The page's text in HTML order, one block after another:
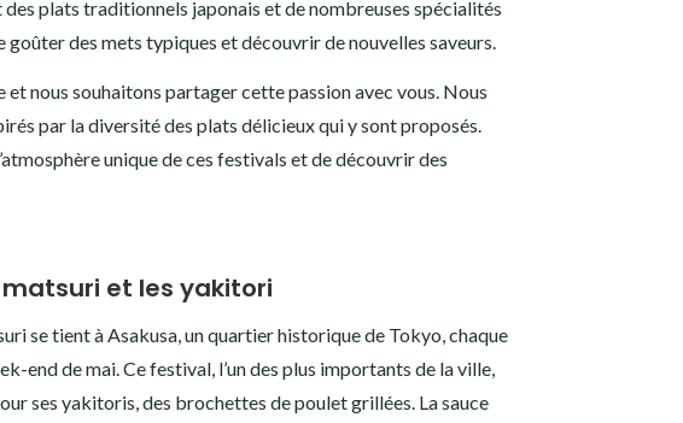
plats traditionnels japonais et de nombreuses spécialités
goûter des mets typiques et découvrir de nouvelles saveurs.
nous souhaitons partager cette passion avec vous. Nous
par la diversité des plats délicieux qui y sont proposés.
unique de ces festivals et de découvrir des
matsuri et les yakitori
se tient à Asakusa, un quartier historique de Tokyo, chaque
end de mai. Ce festival, l’un des plus importants de la ville,
ses yakitoris, des brochettes de poulet grillées. La sauce